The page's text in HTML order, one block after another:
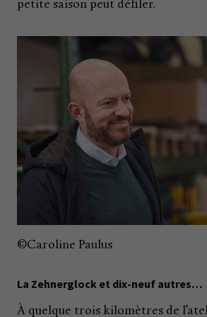
petite saison peut défiler.
©Caroline Paulus
La Zehnerglock et dix-neuf autres…
À quelque trois kilomètres de